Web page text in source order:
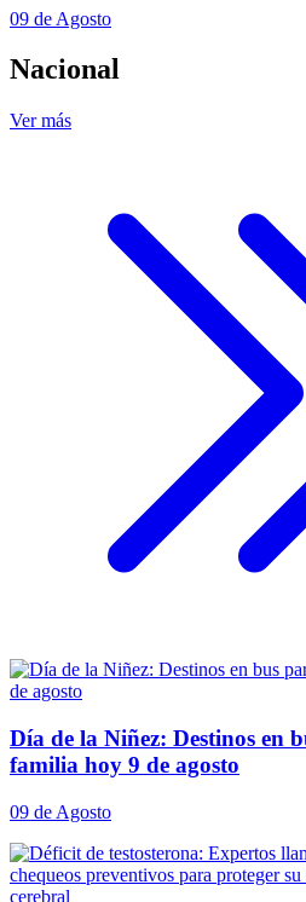
09 de Agosto
Nacional
Ver más
Día de la Niñez: Destinos en
familia hoy 9 de agosto
09 de Agosto